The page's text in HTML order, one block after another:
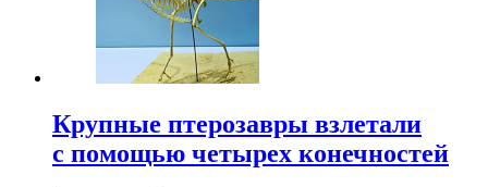
Крупные птерозавры взлетали
с помощью четырех конечностей